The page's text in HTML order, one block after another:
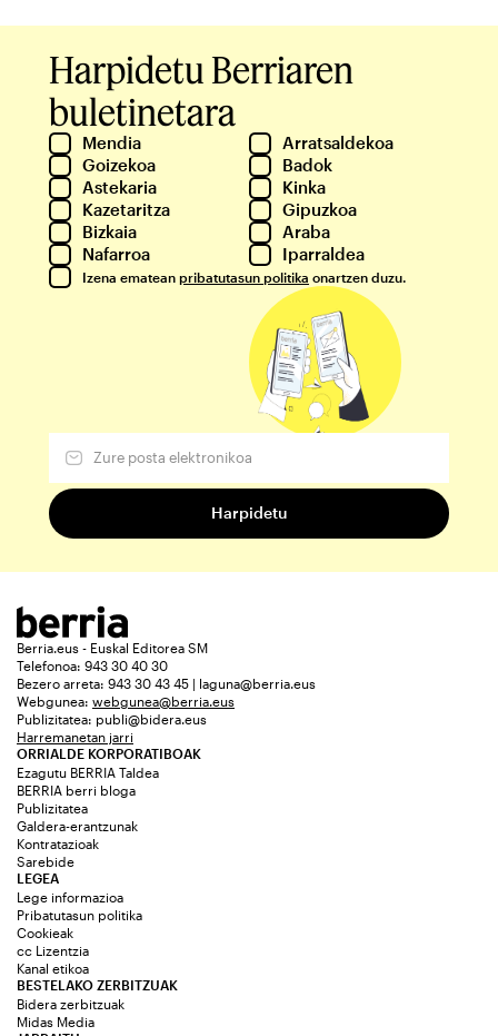
Harpidetu Berriaren
buletinetara
Mendia
Arratsaldekoa
Goizekoa
Badok
Astekaria
Kinka
Kazetaritza
Gipuzkoa
Bizkaia
Araba
Nafarroa
Iparraldea
Izena ematean pribatutasun politika onartzen duzu.
Berria.eus - Euskal Editorea SM
Telefonoa: 943 30 40 30
Bezero arreta: 943 30 43 45 | laguna@berria.eus
Webgunea: webgunea@berria.eus
Publizitatea: publi@bidera.eus
Harremanetan jarri
ORRIALDE KORPORATIBOAK
Ezagutu BERRIA Taldea
BERRIA berri bloga
Publizitatea
Galdera-erantzunak
Kontratazioak
Sarebide
LEGEA
Lege informazioa
Pribatutasun politika
Cookieak
cc Lizentzia
Kanal etikoa
BESTELAKO ZERBITZUAK
Bidera zerbitzuak
Midas Media